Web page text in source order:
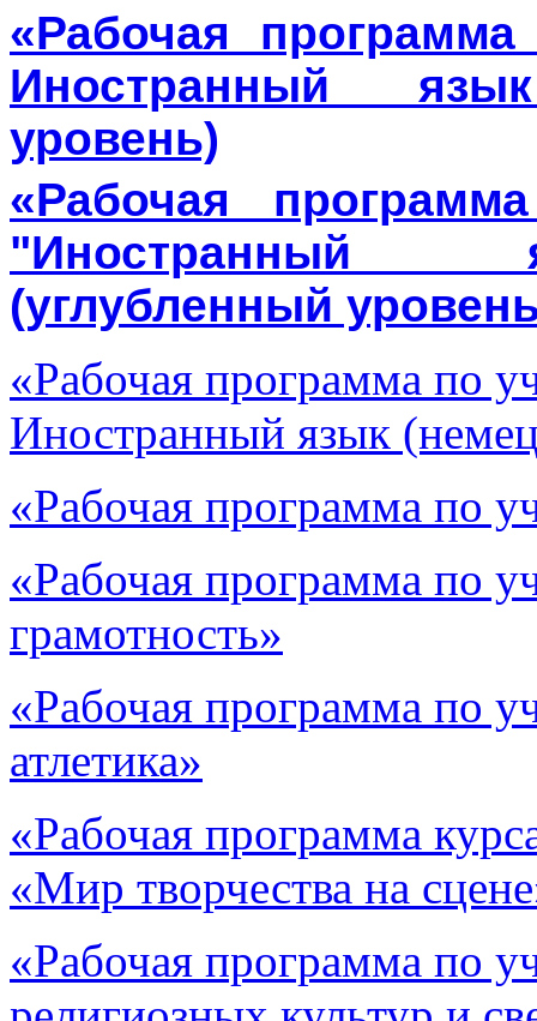
«Рабочая
Иностранный язык
уровень)
«Рабочая
"Иностранный
(углубленный
«Рабочая программа по
Иностранный язык
«Рабочая программа по
«Рабочая программа по
грамотность»
«Рабочая программа по
атлетика»
«Рабочая программа
«Мир творчества на
«Рабочая программа по